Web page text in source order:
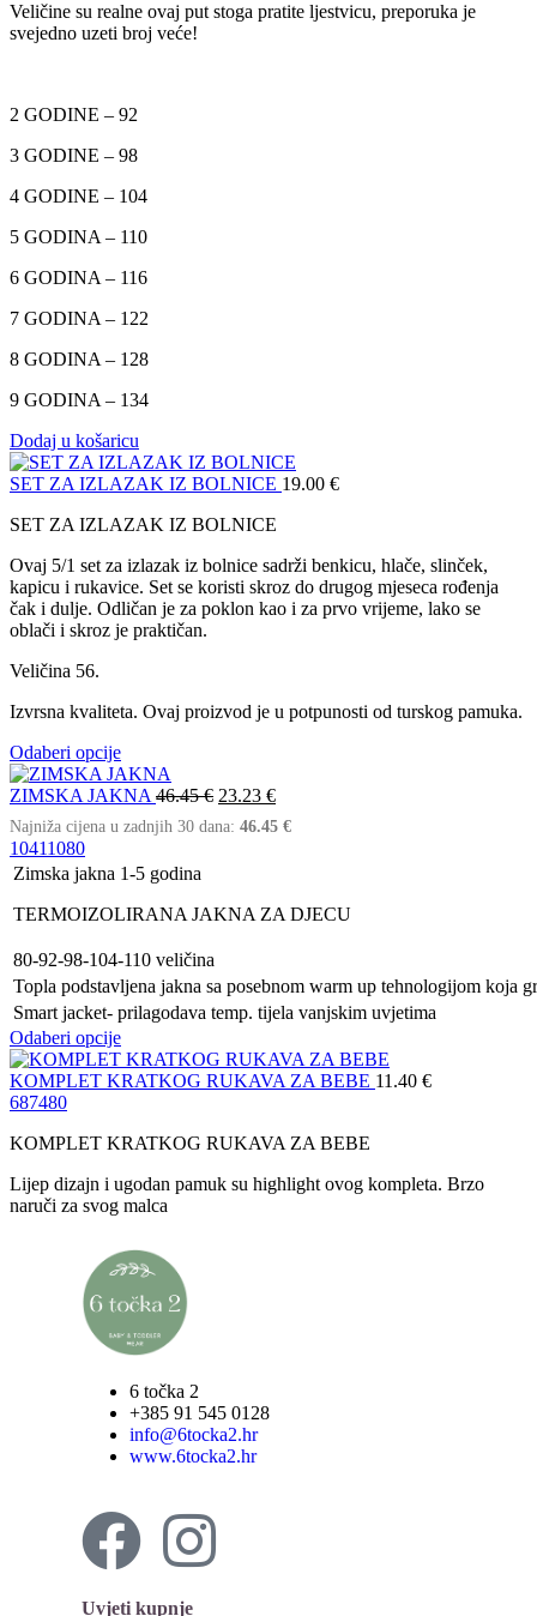
Veličine su realne ovaj put stoga pratite ljestvicu, preporuka je
svejedno uzeti broj veće!
2 GODINE – 92
3 GODINE – 98
4 GODINE – 104
5 GODINA – 110
6 GODINA – 116
7 GODINA – 122
8 GODINA – 128
9 GODINA – 134
Dodaj u košaricu
SET ZA IZLAZAK IZ BOLNICE 19.00 €
SET ZA IZLAZAK IZ BOLNICE
Ovaj 5/1 set za izlazak iz bolnice sadrži benkicu, hlače, slinček,
kapicu i rukavice. Set se koristi skroz do drugog mjeseca rođenja
čak i dulje. Odličan je za poklon kao i za prvo vrijeme, lako se
oblači i skroz je praktičan.
Veličina 56.
Izvrsna kvaliteta. Ovaj proizvod je u potpunosti od turskog pamuka.
Odaberi opcije
ZIMSKA JAKNA 46.45€ 23.23 €
Najniža cijena u zadnjih 30 dana: 46.45 €
10411080
Zimska jakna 1-5 godina
TERMOIZOLIRANA JAKNA ZA DJECU
80-92-98-104-110 veličina
Topla podstavljena jakna sa posebnom warm up tehnologijom koja
Smart jacket- prilagodava temp. tijela vanjskim uvjetima
Odaberi opcije
KOMPLET KRATKOG RUKAVA ZA BEBE 11.40 €
687480
KOMPLET KRATKOG RUKAVA ZA BEBE
Lijep dizajn i ugodan pamuk su highlight ovog kompleta. Brzo
naruči za svog malca
6 točka 2
+385 91 545 0128
info@6tocka2.hr
www.6tocka2.hr
Uvjeti kupnje